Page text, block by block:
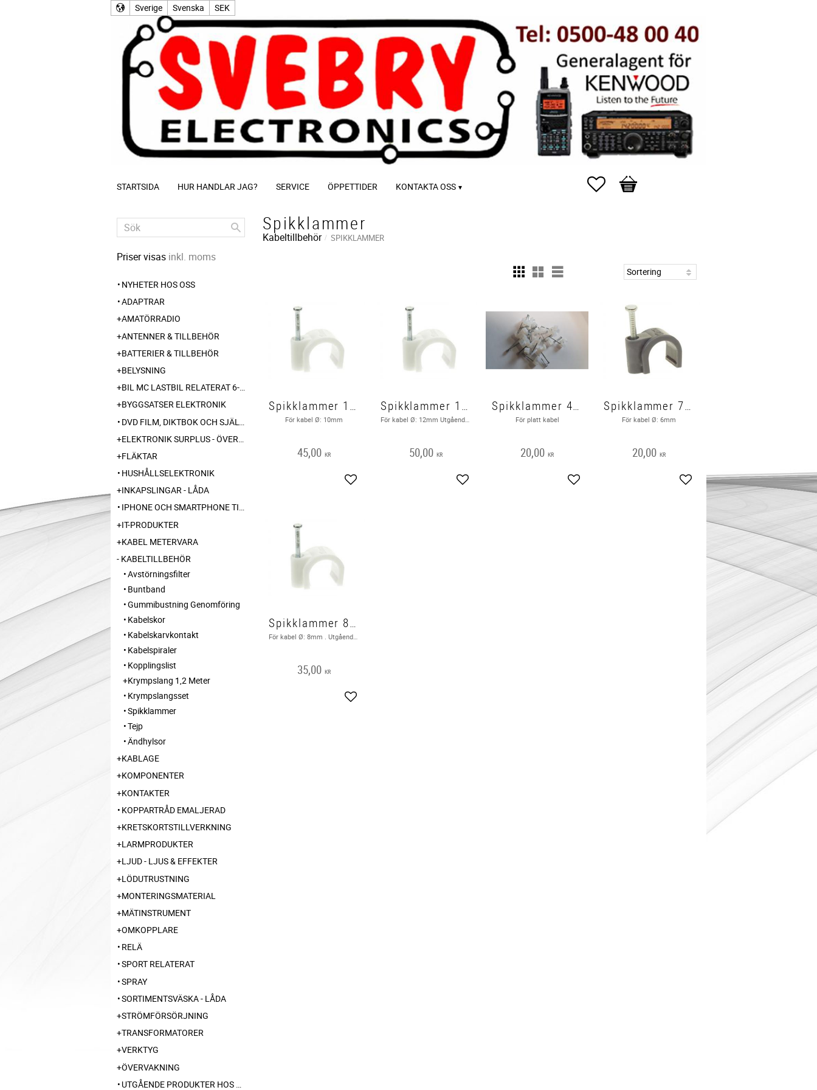
Sverige Svenska SEK
STARTSIDA HUR HANDLAR JAG? SERVICE ÖPPETTIDER KONTAKTA OSS Favoriter
Kundvagn
Spikklammer
Kabeltillbehör SPIKKLAMMER
Spikklammer 10mm, 100-pack
För kabel Ø: 10mm
45,00 KR
Lägg till i favoriter
Spikklammer 12mm, 100-pack
För kabel Ø: 12mm Utgående produkt hos leverantör
50,00 KR
Lägg till i favoriter
Spikklammer 4,8 x 2,5 20st
För platt kabel
20,00 KR
Lägg till i favoriter
Spikklammer 7-8mm 10st
För kabel Ø: 6mm
20,00 KR
Lägg till i favoriter
Spikklammer 8mm, 100-pack
35,00 KR
Lägg till i favoriter
Priser visas inkl. moms
NYHETER HOS OSS
ADAPTRAR
AMATÖRRADIO
ANTENNER & TILLBEHÖR
BATTERIER & TILLBEHÖR
BELYSNING
BIL MC LASTBIL RELATERAT 6-12-24 240V
BYGGSATSER ELEKTRONIK
DVD FILM, DIKTBOK OCH SJÄLVBIOGRAFI FRÅN SKARABORG
ELEKTRONIK SURPLUS - ÖVERSKOTT
FLÄKTAR
HUSHÅLLSELEKTRONIK
INKAPSLINGAR - LÅDA
IPHONE OCH SMARTPHONE TILLBEHÖR
IT-PRODUKTER
KABEL METERVARA
KABELTILLBEHÖR
Avstörningsfilter
Buntband
Gummibustning Genomföring
Kabelskor
Kabelskarvkontakt
Kabelspiraler
Kopplingslist
Krympslang 1,2 Meter
Krympslangsset
Spikklammer
Tejp
Ändhylsor
KABLAGE
KOMPONENTER
KONTAKTER
KOPPARTRÅD EMALJERAD
KRETSKORTSTILLVERKNING
LARMPRODUKTER
LJUD - LJUS & EFFEKTER
LÖDUTRUSTNING
MONTERINGSMATERIAL
MÄTINSTRUMENT
OMKOPPLARE
RELÄ
SPORT RELATERAT
SPRAY
SORTIMENTSVÄSKA - LÅDA
STRÖMFÖRSÖRJNING
TRANSFORMATORER
VERKTYG
ÖVERVAKNING
UTGÅENDE PRODUKTER HOS LEVERANTÖR